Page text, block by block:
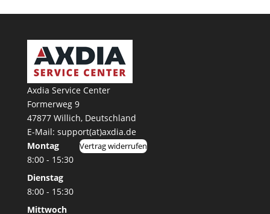
Axdia Service Center
Formerweg 9
47877 Willich, Deutschland
E-Mail: support(at)axdia.de
Montag
8:00 - 15:30
Dienstag
8:00 - 15:30
Mittwoch
Vertrag widerrufen